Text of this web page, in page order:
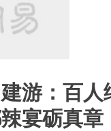
游：百
宴砺真章